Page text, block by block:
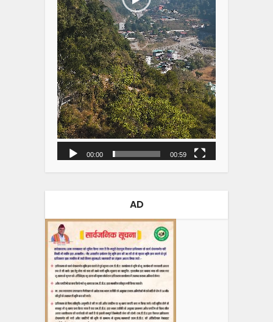
00:00 00:59
AD